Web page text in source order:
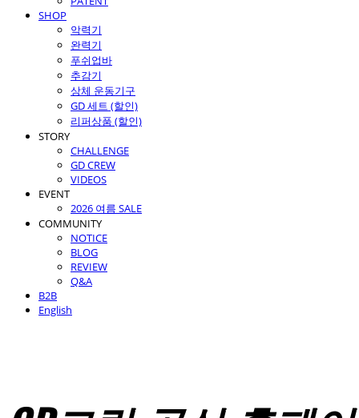
SHOP
악력기
완력기
푸쉬업바
추감기
상체 운동기구
GD 세트 (할인)
리퍼상품 (할인)
STORY
CHALLENGE
GD CREW
VIDEOS
EVENT
2026 여름 SALE
COMMUNITY
NOTICE
BLOG
REVIEW
Q&A
B2B
English